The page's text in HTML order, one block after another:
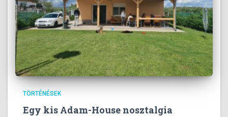
TÖRTÉNÉSEK
Egy kis Adam-House nosztalgia